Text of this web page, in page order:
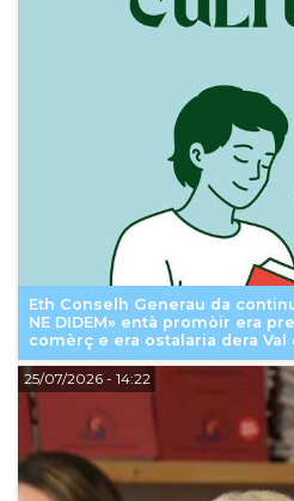
Eth Conselh Generau da
NE DIDEM» entà promòir era
comèrç e era ostalaria dera Val
25/07/2026- 14:22